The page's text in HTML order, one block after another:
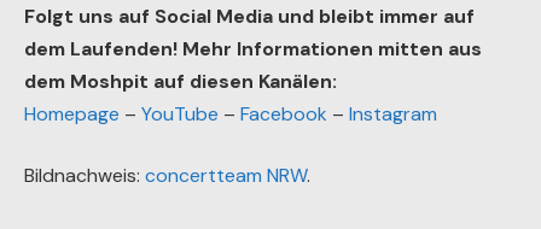
Folgt uns auf Social Media und bleibt immer auf
dem Laufenden! Mehr Informationen mitten aus
dem Moshpit auf diesen Kanälen:
Homepage – YouTube – Facebook – Instagram
Bildnachweis: concertteam NRW.